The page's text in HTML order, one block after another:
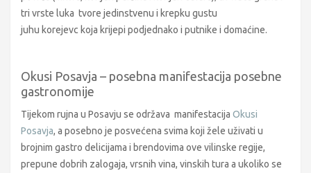
tri vrste luka tvore jedinstvenu i krepku gustu
juhu korejevc koja krijepi podjednako i putnike i domaćine.
Okusi Posavja – posebna manifestacija posebne
gastronomije
Tijekom rujna u Posavju se održava manifestacija Okusi
Posavja, a posebno je posvećena svima koji žele uživati u
brojnim gastro delicijama i brendovima ove vilinske regije,
prepune dobrih zalogaja, vrsnih vina, vinskih tura a ukoliko se